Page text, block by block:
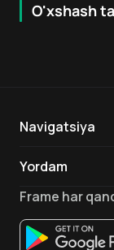
O'xshash
18 +
Navigatsiya
Yordam
Aloqa
Ilovalar
Frame har